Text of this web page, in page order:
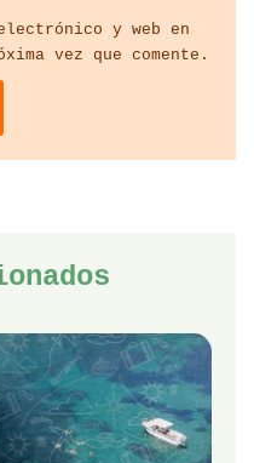
y web en
vez que comente.